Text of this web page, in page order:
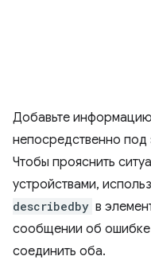
Добавьте
непосредственно
Чтобы прояснить
устройствами,
describedby в
сообщении об ошибке
соединить оба.